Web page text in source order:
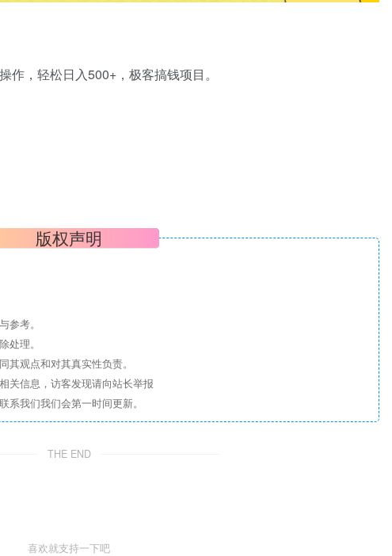
，轻松日入500+，极客搞钱项目。
版权声明
参考。
处理。
观点和对其真实性负责。
关信息，访客发现请向站长举报
我们我们会第一时间更新。
THE END
喜欢就支持一下吧